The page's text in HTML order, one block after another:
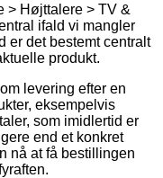
> Højttalere > TV &
ifald vi mangler
er det bestemt centralt
produkt.
levering efter en
eksempelvis
som imidlertid er
end et konkret
nå at få bestillingen